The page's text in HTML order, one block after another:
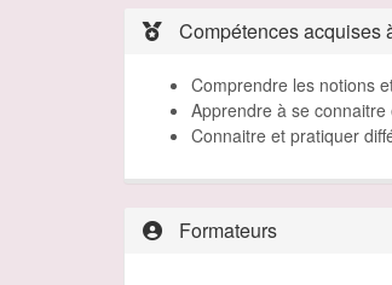
Compétences acquises
Comprendre les notions
Apprendre à se
Connaitre et pratiquer
Formateurs